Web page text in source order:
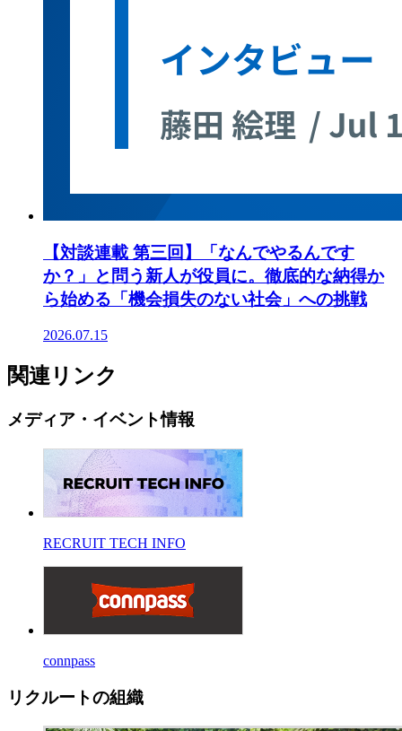
【対談連載 第三回】「なんでやるんです
か？」と問う新人が役員に。徹底的な納得か
ら始める「機会損失のない社会」への挑戦
2026.07.15
関連リンク
メディア・イベント情報
RECRUIT TECH INFO
connpass
リクルートの組織